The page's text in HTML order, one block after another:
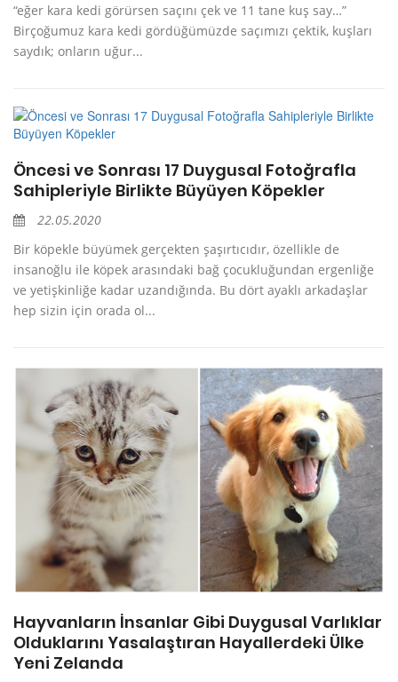
“eğer kara kedi görürsen saçını çek ve 11 tane kuş say…”
Birçoğumuz kara kedi gördüğümüzde saçımızı çektik, kuşları
saydık; onların uğur...
Öncesi ve Sonrası 17 Duygusal Fotoğrafla
Sahipleriyle Birlikte Büyüyen Köpekler
22.05.2020
Bir köpekle büyümek gerçekten şaşırtıcıdır, özellikle de
insanoğlu ile köpek arasındaki bağ çocukluğundan ergenliğe
ve yetişkinliğe kadar uzandığında. Bu dört ayaklı arkadaşlar
hep sizin için orada ol...
Hayvanların İnsanlar Gibi Duygusal Varlıklar
Olduklarını Yasalaştıran Hayallerdeki Ülke
Yeni Zelanda